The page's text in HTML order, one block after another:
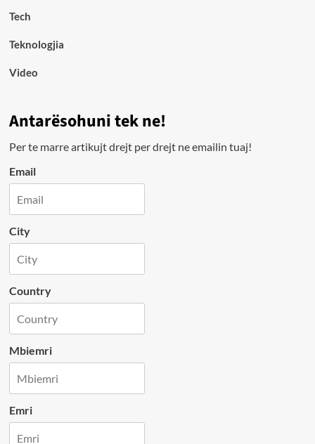
Tech
Teknologjia
Video
Antarësohuni tek ne!
Per te marre artikujt drejt per drejt ne emailin tuaj!
Email
City
Country
Mbiemri
Emri